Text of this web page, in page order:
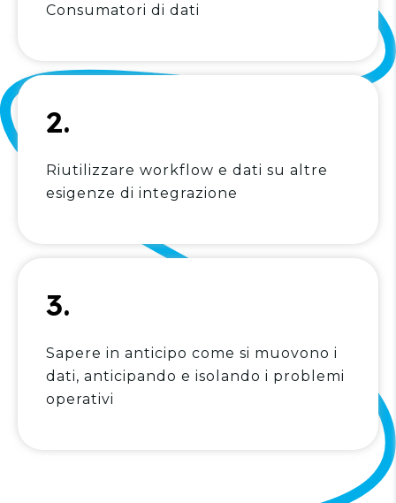
Consumatori di dati
2.
Riutilizzare workflow e dati su altre
esigenze di integrazione
3.
Sapere in anticipo come si muovono i
dati, anticipando e isolando i problemi
operativi